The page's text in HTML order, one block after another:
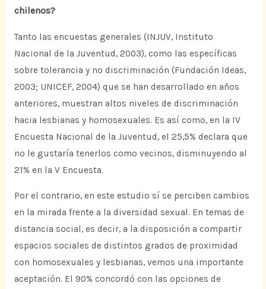
chilenos?
Tanto las encuestas generales (INJUV, Instituto
Nacional de la Juventud, 2003), como las específicas
sobre tolerancia y no discriminación (Fundación Ideas,
2003; UNICEF, 2004) que se han desarrollado en años
anteriores, muestran altos niveles de discriminación
hacia lesbianas y homosexuales. Es así como, en la IV
Encuesta Nacional de la Juventud, el 25,5% declara que
no le gustaría tenerlos como vecinos, disminuyendo al
21% en la V Encuesta.
Por el contrario, en este estudio sí se perciben cambios
en la mirada frente a la diversidad sexual. En temas de
distancia social, es decir, a la disposición a compartir
espacios sociales de distintos grados de proximidad
con homosexuales y lesbianas, vemos una importante
aceptación. El 90% concordó con las opciones de